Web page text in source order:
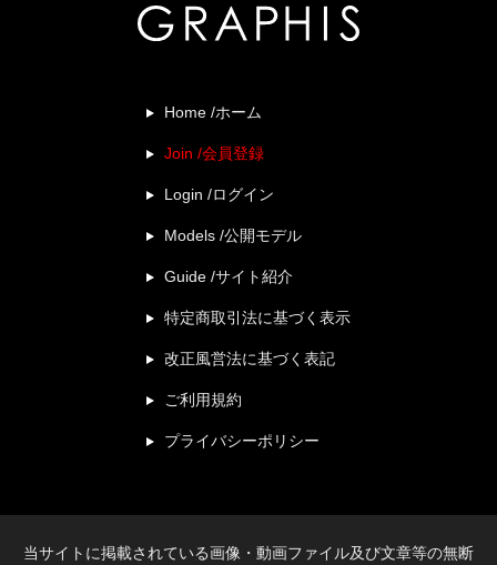
Home /ホーム
Join /会員登録
Login /ログイン
Models /公開モデル
Guide /サイト紹介
特定商取引法に基づく表示
改正風営法に基づく表記
ご利用規約
プライバシーポリシー
当サイトに掲載されている画像・動画ファイル及び文章等の無断